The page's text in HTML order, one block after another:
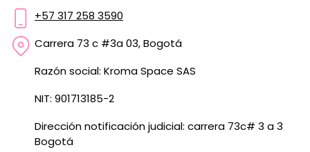
+57 317 258 3590
Carrera 73 c #3a 03, Bogotá
Razón social: Kroma Space SAS
NIT: 901713185-2
Dirección notificación judicial: carrera 73c# 3 a 3
Bogotá